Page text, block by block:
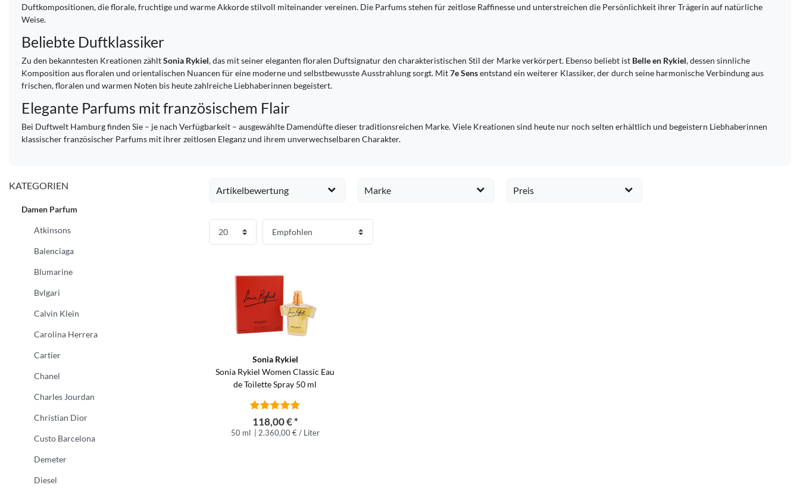
Duftkompositionen, die florale, fruchtige und warme Akkorde stilvoll miteinander vereinen. Die Parfums stehen für zeitlose Raffinesse und unterstreichen die Persönlichkeit ihrer Trägerin auf natürliche
Weise.
Beliebte Duftklassiker
Zu den bekanntesten Kreationen zähltSonia Rykiel, das mit seiner eleganten floralen Duftsignatur den charakteristischen Stil der Marke verkörpert. Ebenso beliebt ist Belle en Rykiel, dessen sinnliche
Komposition aus floralen und orientalischen Nuancen für eine moderne und selbstbewusste Ausstrahlung sorgt. Mit7e Sensentstand ein weiterer Klassiker, der durch seine harmonische Verbindung aus
frischen, floralen und warmen Noten bis heute zahlreiche Liebhaberinnen begeistert.
Elegante Parfums mit französischem Flair
Bei Duftwelt Hamburg finden Sie – je nach Verfügbarkeit – ausgewählte Damendüfte dieser traditionsreichen Marke. Viele Kreationen sind heute nur noch selten erhältlich und begeistern Liebhaberinnen
klassischer französischer Parfums mit ihrer zeitlosen Eleganz und ihrem unverwechselbaren Charakter.
KATEGORIEN
Damen Parfum
Atkinsons
Balenciaga
Blumarine
Bvlgari
Calvin Klein
Carolina Herrera
Cartier
Chanel
Charles Jourdan
Christian Dior
Custo Barcelona
Demeter
Diesel
Artikelbewertung Marke Preis
Sonia Rykiel
Sonia Rykiel Women Classic Eau
de Toilette Spray 50 ml
118,00 € *
50 ml | 2.360,00 € / Liter